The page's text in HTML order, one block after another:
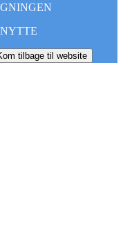
tilbage til website